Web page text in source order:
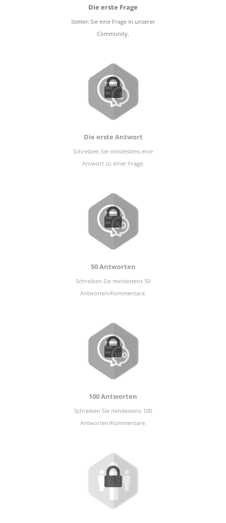
Die erste Frage
Stellen Sie eine Frage in unserer
Community.
Die erste Antwort
Schreiben Sie mindestens eine
Antwort zu einer Frage.
50 Antworten
Schreiben Sie mindestens 50
Antworten/Kommentare.
100 Antworten
Schreiben Sie mindestens 100
Antworten/Kommentare.